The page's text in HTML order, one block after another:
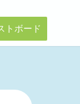
トボード